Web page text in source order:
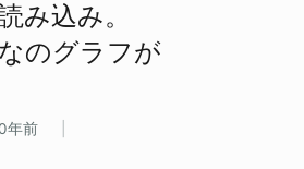
み込み。​
の​グラフが​
年前